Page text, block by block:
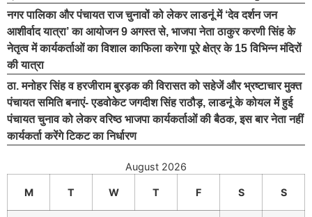
नगर पालिका और पंचायत राज चुनावों को लेकर लाडनूं में ‘देव दर्शन जन
आशीर्वाद यात्रा’ का आयोजन 9 अगस्त से, भाजपा नेता ठाकुर करणी सिंह के
नेतृत्व में कार्यकर्ताओं का विशाल काफिला करेगा पूरे क्षेत्र के 15 विभिन्न मंदिरों
की यात्रा
ठा. मनोहर सिंह व हरजीराम बुरड़क की विरासत को सहेजें और भ्रष्टाचार मुक्त
पंचायत समिति बनाएं- एडवोकेट जगदीश सिंह राठौड़, लाडनूं के कोयल में हुई
पंचायत चुनाव को लेकर वरिष्ठ भाजपा कार्यकर्ताओं की बैठक, इस बार नेता नहीं
कार्यकर्ता करेंगे टिकट का निर्धारण
August 2026
M T W T F S S